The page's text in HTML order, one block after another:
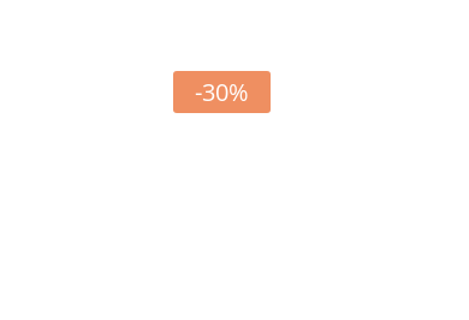
-30%